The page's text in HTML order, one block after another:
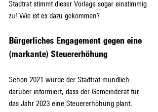
Stadtrat stimmt dieser Vorlage sogar einstimmig
zu! Wie ist es dazu gekommen?
Bürgerliches Engagement gegen eine
(markante) Steuererhöhung
Schon 2021 wurde der Stadtrat mündlich
darüber informiert, dass der Gemeinderat für
das Jahr 2023 eine Steuererhöhung plant.